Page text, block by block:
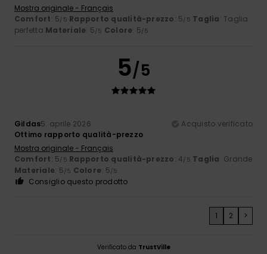
Mostra originale - Français
Comfort: 5/5 Rapporto qualità-prezzo: 5/5 Taglia: Taglia
perfetta Materiale: 5/5 Colore: 5/5
5/5
Gildas5. aprile 2026
Acquisto verificato
Ottimo rapporto qualità-prezzo
Mostra originale - Français
Comfort: 5/5 Rapporto qualità-prezzo: 4/5 Taglia: Grande
Materiale: 5/5 Colore: 5/5
Consiglio questo prodotto
1 2 >
Verificato da TrustVille